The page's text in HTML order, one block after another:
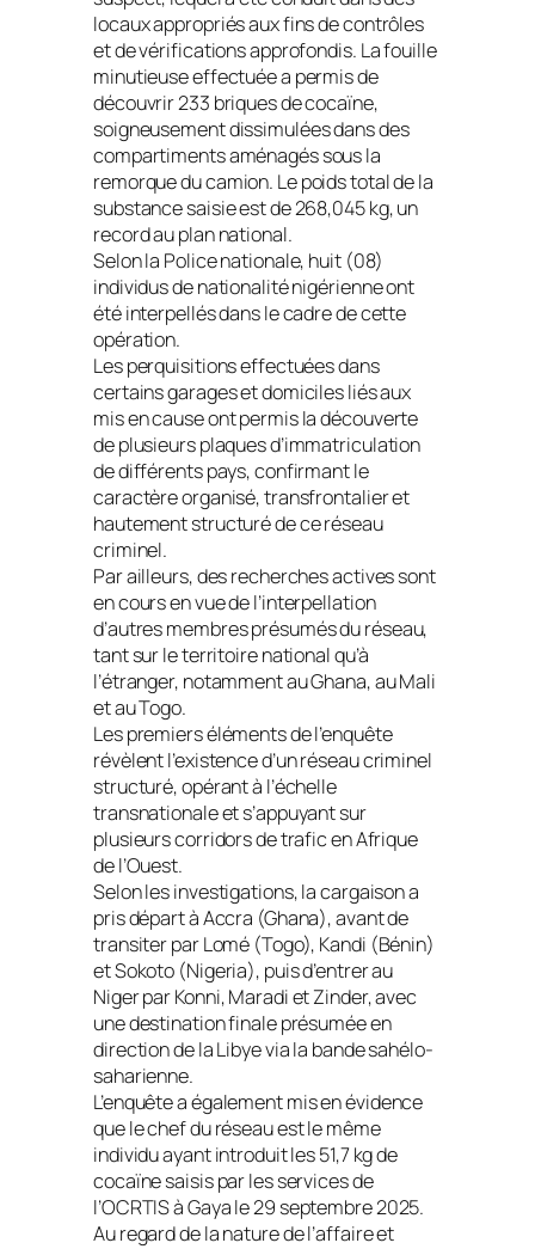
locaux appropriés aux fins de contrôles
et de vérifications approfondis. La fouille
minutieuse effectuée a permis de
découvrir 233 briques de cocaïne,
soigneusement dissimulées dans des
compartiments aménagés sous la
remorque du camion. Le poids total de la
substance saisie est de 268,045 kg, un
record au plan national.
Selon la Police nationale, huit (08)
individus de nationalité nigérienne ont
été interpellés dans le cadre de cette
opération.
Les perquisitions effectuées dans
certains garages et domiciles liés aux
mis en cause ont permis la découverte
de plusieurs plaques d’immatriculation
de différents pays, confirmant le
caractère organisé, transfrontalier et
hautement structuré de ce réseau
criminel.
Par ailleurs, des recherches actives sont
en cours en vue de l’interpellation
d’autres membres présumés du réseau,
tant sur le territoire national qu’à
l’étranger, notamment au Ghana, au Mali
et au Togo.
Les premiers éléments de l’enquête
révèlent l’existence d’un réseau criminel
structuré, opérant à l’échelle
transnationale et s’appuyant sur
plusieurs corridors de trafic en Afrique
de l’Ouest.
Selon les investigations, la cargaison a
pris départ à Accra (Ghana), avant de
transiter par Lomé (Togo), Kandi (Bénin)
et Sokoto (Nigeria), puis d’entrer au
Niger par Konni, Maradi et Zinder, avec
une destination finale présumée en
direction de la Libye via la bande sahélo-
saharienne.
L’enquête a également mis en évidence
que le chef du réseau est le même
individu ayant introduit les 51,7 kg de
cocaïne saisis par les services de
l’OCRTIS à Gaya le 29 septembre 2025.
Au regard de la nature de l’affaire et